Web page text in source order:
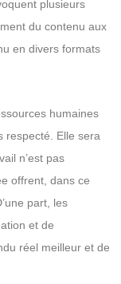
plusieurs
du contenu aux
en divers formats
humaines
respecté. Elle sera
n’est pas
offrent, dans ce
part, les
et de
réel meilleur et de